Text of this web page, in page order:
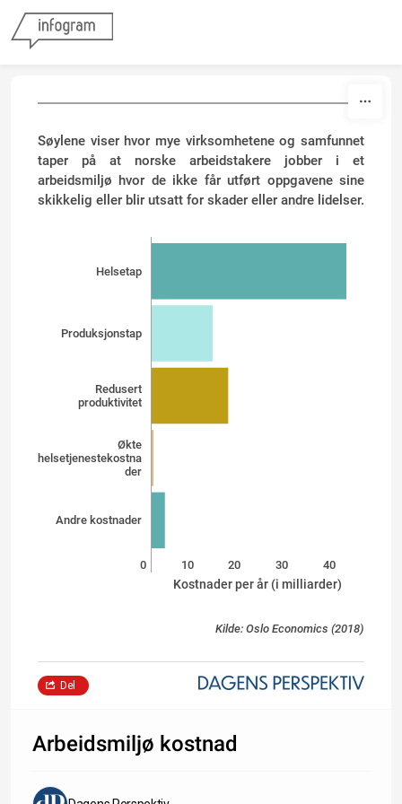
Søylene viser hvor mye virksomhetene og samfunnet
taper på at norske arbeidstakere jobber i et
arbeidsmiljø hvor de ikke får utført oppgavene sine
skikkelig eller blir utsatt for skader eller andre lidelser.
Helsetap
Produksjonstap
Redusert
produktivitet
Økte
helsetjenestekostna
der
Andre kostnader
0 10 20 30 40
Kostnader per år (i milliarder)
Kilde: Oslo Economics (2018)
Del
Arbeidsmiljø kostnad